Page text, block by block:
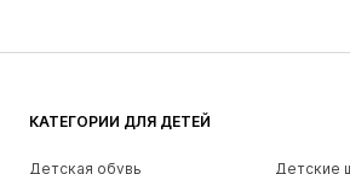
КАТЕГОРИИ ДЛЯ ДЕТЕЙ
Детская обувь
Детские